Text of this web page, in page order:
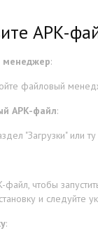
APK-
менеджер:
файловый
APK-файл:
"Загрузки" или
чтобы
и следуйте
: